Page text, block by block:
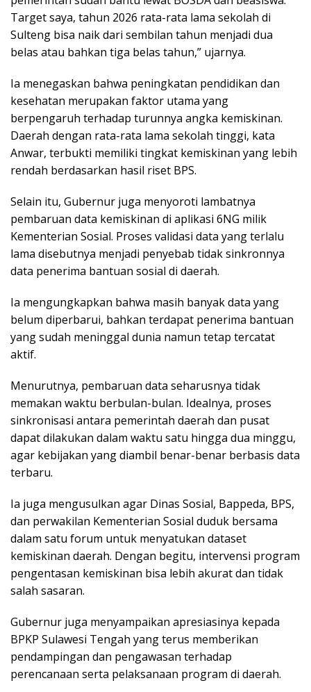
Target saya, tahun 2026 rata-rata lama sekolah di
Sulteng bisa naik dari sembilan tahun menjadi dua
belas atau bahkan tiga belas tahun,” ujarnya.
Ia menegaskan bahwa peningkatan pendidikan dan
kesehatan merupakan faktor utama yang
berpengaruh terhadap turunnya angka kemiskinan.
Daerah dengan rata-rata lama sekolah tinggi, kata
Anwar, terbukti memiliki tingkat kemiskinan yang lebih
rendah berdasarkan hasil riset BPS.
Selain itu, Gubernur juga menyoroti lambatnya
pembaruan data kemiskinan di aplikasi 6NG milik
Kementerian Sosial. Proses validasi data yang terlalu
lama disebutnya menjadi penyebab tidak sinkronnya
data penerima bantuan sosial di daerah.
Ia mengungkapkan bahwa masih banyak data yang
belum diperbarui, bahkan terdapat penerima bantuan
yang sudah meninggal dunia namun tetap tercatat
aktif.
Menurutnya, pembaruan data seharusnya tidak
memakan waktu berbulan-bulan. Idealnya, proses
sinkronisasi antara pemerintah daerah dan pusat
dapat dilakukan dalam waktu satu hingga dua minggu,
agar kebijakan yang diambil benar-benar berbasis data
terbaru.
Ia juga mengusulkan agar Dinas Sosial, Bappeda, BPS,
dan perwakilan Kementerian Sosial duduk bersama
dalam satu forum untuk menyatukan dataset
kemiskinan daerah. Dengan begitu, intervensi program
pengentasan kemiskinan bisa lebih akurat dan tidak
salah sasaran.
Gubernur juga menyampaikan apresiasinya kepada
BPKP Sulawesi Tengah yang terus memberikan
pendampingan dan pengawasan terhadap
perencanaan serta pelaksanaan program di daerah.